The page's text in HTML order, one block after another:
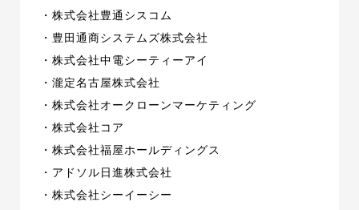
・株式会社豊通シスコム
・豊田通商システムズ株式会社
・株式会社中電シーティーアイ
・瀧定名古屋株式会社
・株式会社オークローンマーケティング
・株式会社コア
・株式会社福屋ホールディングス
・アドソル日進株式会社
・株式会社シーイーシー